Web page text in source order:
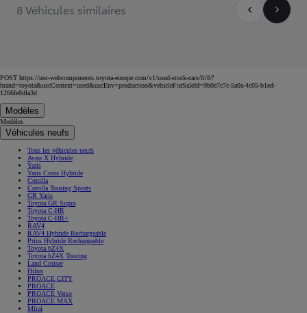
8 Véhicules similaires
POST https://usc-webcomponents.toyota-europe.com/v1/used-stock-cars/fr/fr?
brand=toyota&uscContext=used&uscEnv=production&vehicleForSaleId=9b0e7c7c-5a0a-4c05-b1ed-
1266fe8dfa3d
Modèles
Modèles
Véhicules neufs
Tous les véhicules neufs
Aygo X Hybride
Yaris
Yaris Cross Hybride
Corolla
Corolla Touring Sports
GR Yaris
Toyota GR Supra
Toyota C-HR
Toyota C-HR+
RAV4
RAV4 Hybride Rechargeable
Prius Hybride Rechargeable
Toyota bZ4X
Toyota bZ4X Touring
Land Cruiser
Hilux
PROACE CITY
PROACE
PROACE Verso
PROACE MAX
Mirai